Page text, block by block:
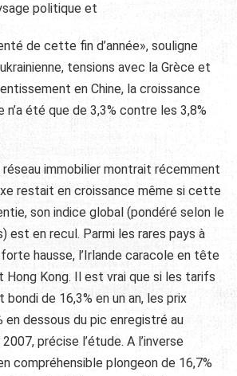
politique et
de cette fin d’année», souligne
tensions avec la Grèce et
en Chine, la croissance
été que de 3,3% contre les 3,8%
immobilier montrait récemment
restait en croissance même si cette
son indice global (pondéré selon le
est en recul. Parmi les rares pays à
hausse, l’Irlande caracole en tête
Hong Kong. Il est vrai que si les tarifs
bondi de 16,3% en un an, les prix
dessous du pic enregistré au
précise l’étude. A l’inverse
compréhensible plongeon de 16,7%